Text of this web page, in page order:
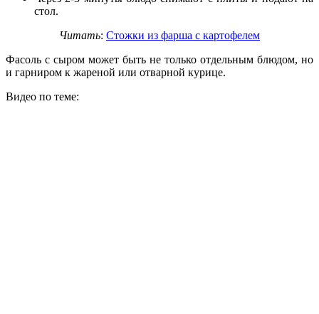
стол.
Читать: Стожки из фарша с картофелем
Фасоль с сыром может быть не только отдельным блюдом, но
и гарниром к жареной или отварной курице.
Видео по теме: